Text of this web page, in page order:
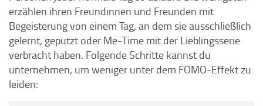
erzählen ihren Freundinnen und Freunden mit
Begeisterung von einem Tag, an dem sie ausschließlich
gelernt, geputzt oder Me-Time mit der Lieblingsserie
verbracht haben. Folgende Schritte kannst du
unternehmen, um weniger unter dem FOMO-Effekt zu
leiden: